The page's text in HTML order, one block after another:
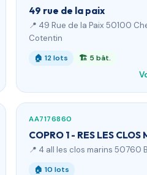
49 rue de la paix
📍 49 Rue de la Paix 50100
Cotentin
🏠 12 lots 🏗 5 bât.
AA7176860
COPRO 1 - RES LES CLOS
📍 4 all les clos marins 50760
🏠 10 lots